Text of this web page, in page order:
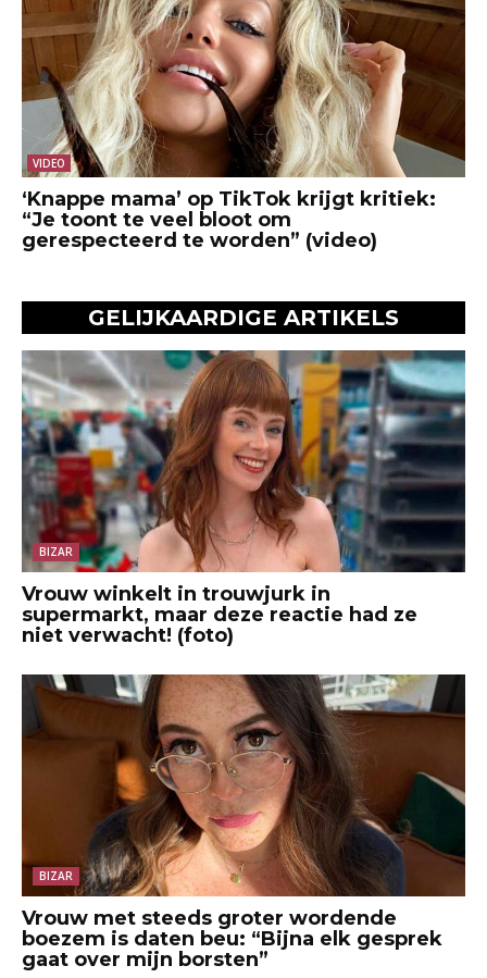
VIDEO
‘Knappe mama’ op TikTok krijgt kritiek:
“Je toont te veel bloot om
gerespecteerd te worden” (video)
GELIJKAARDIGE ARTIKELS
BIZAR
Vrouw winkelt in trouwjurk in
supermarkt, maar deze reactie had ze
niet verwacht! (foto)
BIZAR
Vrouw met steeds groter wordende
boezem is daten beu: “Bijna elk gesprek
gaat over mijn borsten”